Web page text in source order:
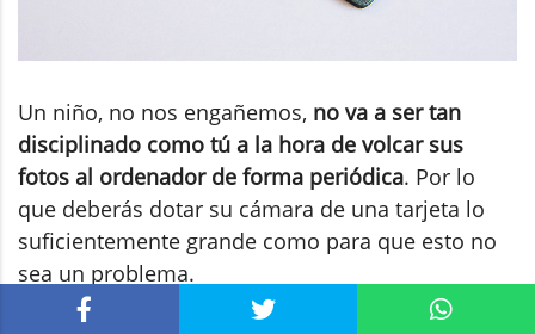
Un niño, no nos engañemos, no va a ser tan
disciplinado como tú a la hora de volcar sus
fotos al ordenador de forma periódica. Por lo
que deberás dotar su cámara de una tarjeta lo
suficientemente grande como para que esto no
sea un problema.